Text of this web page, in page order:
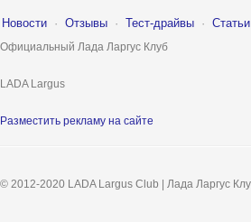
Новости · Отзывы · Тест-драйвы · Статьи
Официальный Лада Ларгус Клуб
LADA Largus
Разместить рекламу на сайте
© 2012-2020 LADA Largus Club | Лада Ларгус